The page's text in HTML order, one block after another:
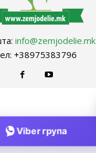
info@zemjodelie.mk
+38975383796
Viber група